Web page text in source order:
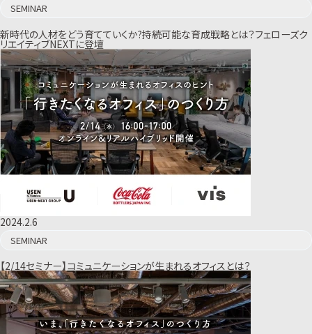
SEMINAR
新時代の人材をどう育てていくか?持続可能な育成戦略とは？フェローズク
リエイティブNEXTに登壇
2024.2.6
SEMINAR
【2/14セミナー】コミュニケーションが生まれるオフィスとは？